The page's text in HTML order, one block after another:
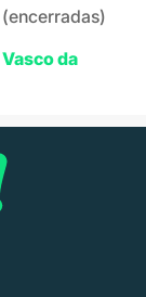
(encerradas)
Vasco da